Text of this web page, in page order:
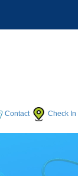
Contact Check In